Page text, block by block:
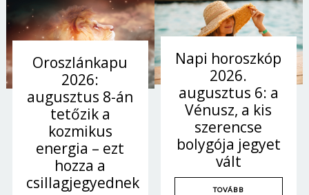
Oroszlánkapu
2026:
augusztus 8-án
tetőzik a
kozmikus
energia – ezt
hozza a
csillagjegyednek
Napi horoszkóp
2026.
augusztus 6: a
Vénusz, a kis
szerencse
bolygója jegyet
vált
TOVÁBB